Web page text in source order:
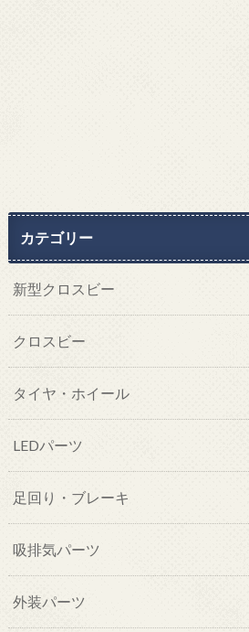
カテゴリー
新型クロスビー
クロスビー
タイヤ・ホイール
LEDパーツ
足回り・ブレーキ
吸排気パーツ
外装パーツ